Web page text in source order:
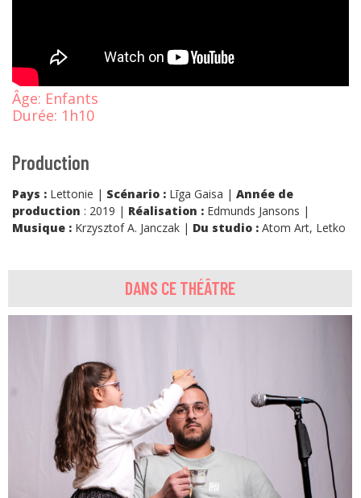
Âge: Enfants
Durée: 1h10
Production
Pays : Lettonie | Scénario : Līga Gaisa | Année de
production : 2019 | Réalisation : Edmunds Jansons |
Musique : Krzysztof A. Janczak | Du studio : Atom Art, Letko
DANS CE THÉÂTRE